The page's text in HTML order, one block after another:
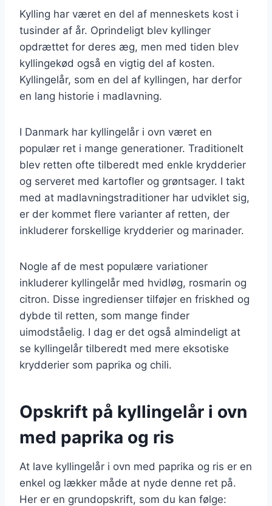
Kylling har været en del af menneskets kost i
tusinder af år. Oprindeligt blev kyllinger
opdrættet for deres æg, men med tiden blev
kyllingekød også en vigtig del af kosten.
Kyllingelår, som en del af kyllingen, har derfor
en lang historie i madlavning.
I Danmark har kyllingelår i ovn været en
populær ret i mange generationer. Traditionelt
blev retten ofte tilberedt med enkle krydderier
og serveret med kartofler og grøntsager. I takt
med at madlavningstraditioner har udviklet sig,
er der kommet flere varianter af retten, der
inkluderer forskellige krydderier og marinader.
Nogle af de mest populære variationer
inkluderer kyllingelår med hvidløg, rosmarin og
citron. Disse ingredienser tilføjer en friskhed og
dybde til retten, som mange finder
uimodståelig. I dag er det også almindeligt at
se kyllingelår tilberedt med mere eksotiske
krydderier som paprika og chili.
Opskrift på kyllingelår i ovn
med paprika og ris
At lave kyllingelår i ovn med paprika og ris er en
enkel og lækker måde at nyde denne ret på.
Her er en grundopskrift, som du kan følge: